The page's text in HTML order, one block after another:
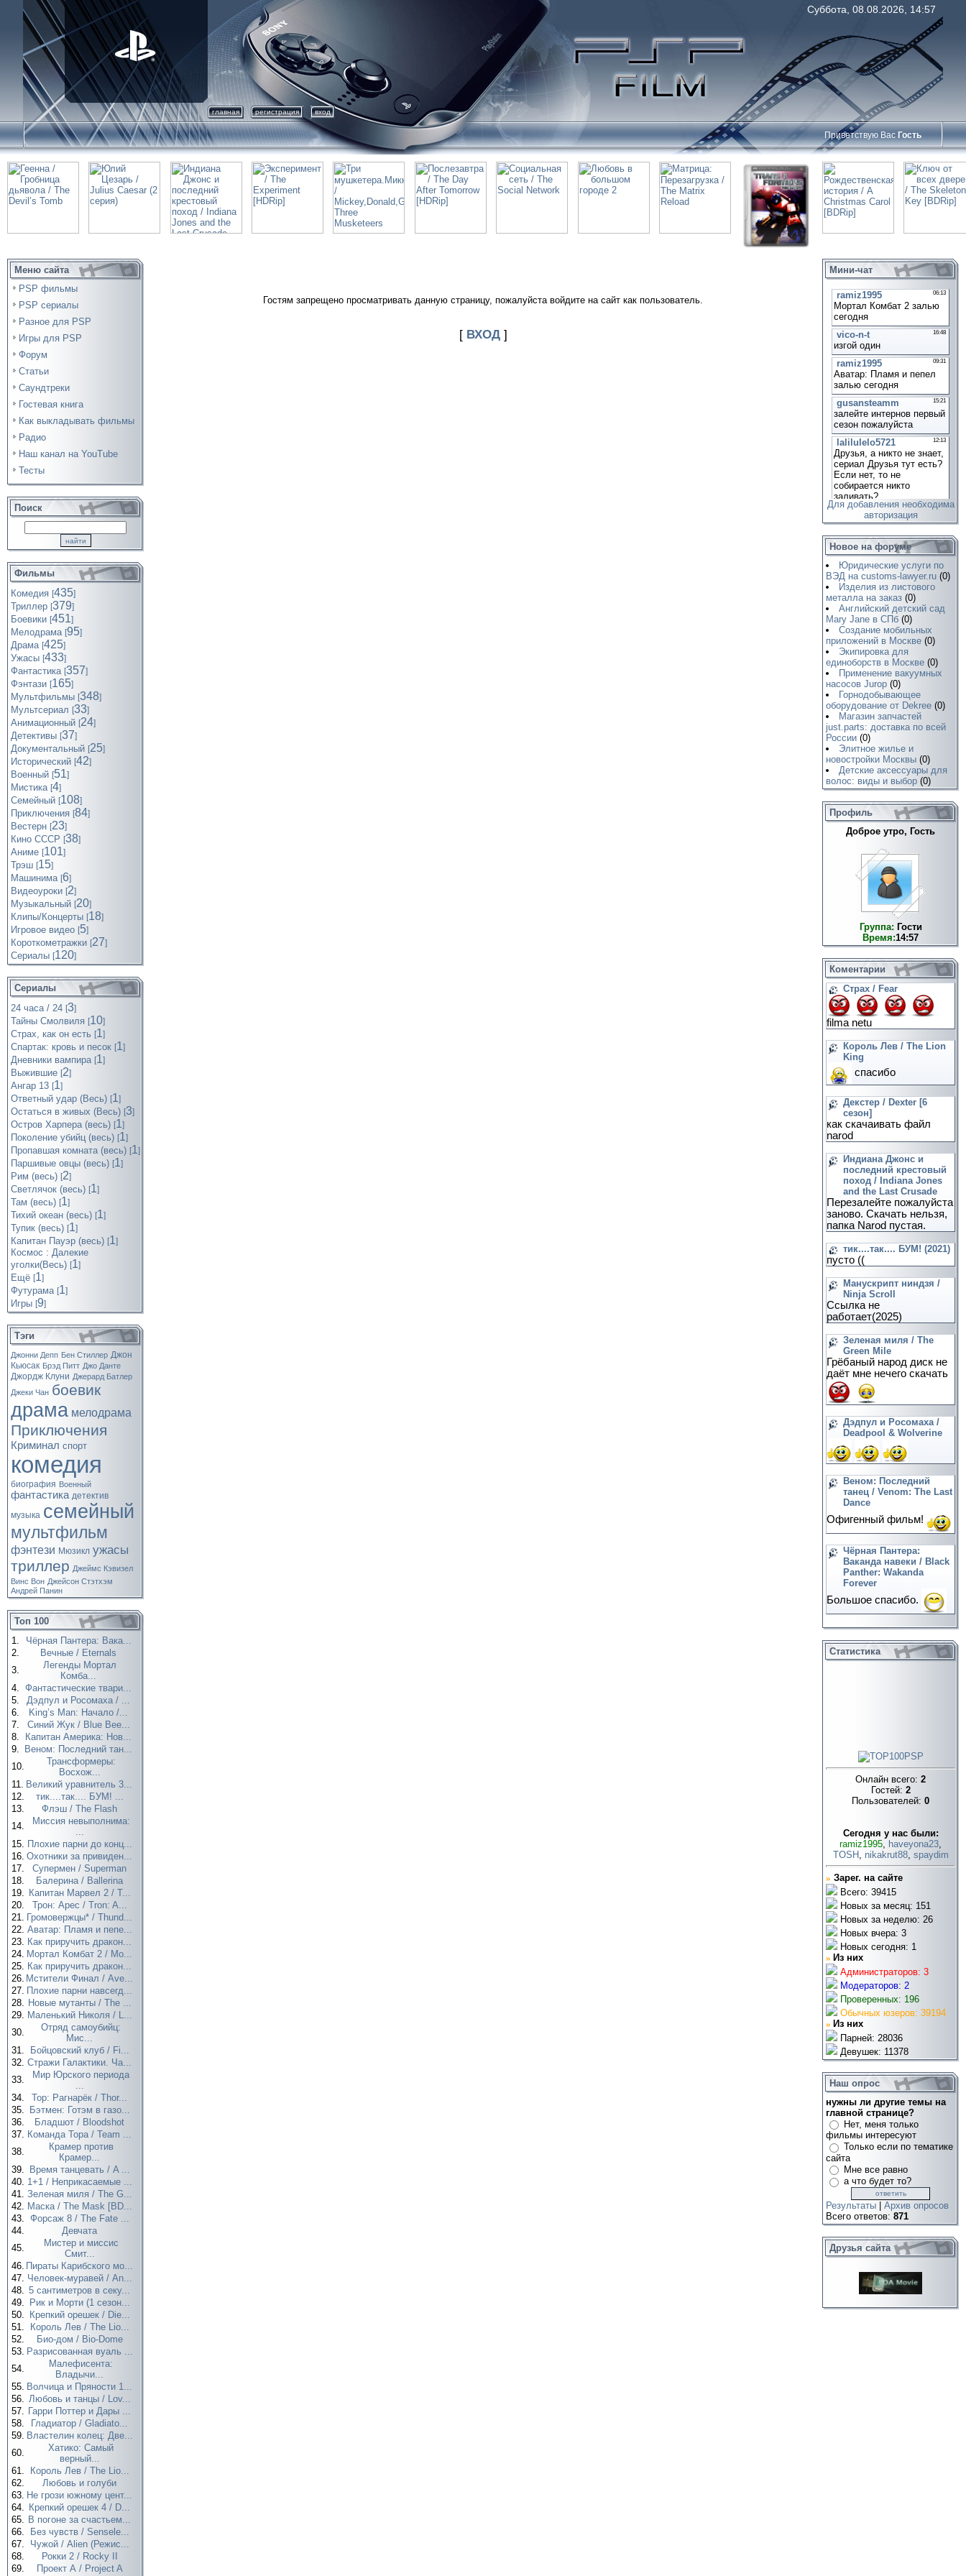
Суббота, 08.08.2026, 14:57
главная регистрация вход
Приветствую Вас Гость
Меню сайта
PSP фильмы
PSP сериалы
Разное для PSP
Игры для PSP
Форум
Статьи
Саундтреки
Гостевая книга
Как выкладывать фильмы
Радио
Наш канал на YouTube
Тесты
Поиск
Фильмы
Комедия [435]
Триллер [379]
Боевики [451]
Мелодрама [95]
Драма [425]
Ужасы [433]
Фантастика [357]
Фэнтази [165]
Мультфильмы [348]
Мультсериал [33]
Анимационный [24]
Детективы [37]
Документальный [25]
Исторический [42]
Военный [51]
Мистика [4]
Семейный [108]
Приключения [84]
Вестерн [23]
Кино СССР [38]
Аниме [101]
Трэш [15]
Машинима [6]
Видеоуроки [2]
Музыкальный [20]
Клипы/Концерты [18]
Игровое видео [5]
Короткометражки [27]
Cериалы [120]
Сериалы
24 часа / 24 [3]
Тайны Смолвиля [10]
Страх, как он есть [1]
Спартак: кровь и песок [1]
Дневники вампира [1]
Выжившие [2]
Ангар 13 [1]
Ответный удар (Весь) [1]
Остаться в живых (Весь) [3]
Остров Харпера (весь) [1]
Поколение убийц (весь) [1]
Пропавшая комната (весь) [1]
Паршивые овцы (весь) [1]
Рим (весь) [2]
Светлячок (весь) [1]
Там (весь) [1]
Тихий океан (весь) [1]
Тупик (весь) [1]
Капитан Пауэр (весь) [1]
Космос : Далекие
уголки(Весь) [1]
Ещё [1]
Футурама [1]
Игры [9]
Тэги
Джонни Депп Бен Стиллер Джон
Кьюсак Брэд Питт Джо Данте
Джордж Клуни Джерард Батлер
Джеки Чан боевик
драма мелодрама
Приключения
Криминал спорт
комедия
биография Военный
фантастика детектив
музыка семейный
мультфильм
фэнтези Мюзикл ужасы
триллер Джеймс Кэвизел
Винс Вон Джейсон Стэтхэм
Андрей Панин
Топ 100
1.
Чёрная Пантера: Вака...
2.
Вечные / Eternals
3.
Легенды Мортал
Комба...
4. Фантастические твари...
5.
Дэдпул и Росомаха / ...
6.
King’s Man: Начало /...
7.
Синий Жук / Blue Bee...
8.
Капитан Америка: Нов...
9.
Веном: Последний тан...
10.
Трансформеры:
Восхож...
11. Великий уравнитель 3...
12.
тик....так.... БУМ! ...
13.
Флэш / The Flash
14.
Миссия невыполнима:
...
15. Плохие парни до конц...
16. Охотники за привиден...
17.
Супермен / Superman
18.
Балерина / Ballerina
19. Капитан Марвел 2 / T...
20.
Трон: Арес / Tron: A...
21. Громовержцы* / Thund...
22. Аватар: Пламя и пепе...
23. Как приручить дракон...
24. Мортал Комбат 2 / Mo...
25. Как приручить дракон...
26. Мстители Финал / Ave...
27. Плохие парни навсегд...
28. Новые мутанты / The ...
29. Маленький Николя / L...
30.
Отряд самоубийц:
Мис...
31.
Бойцовский клуб / Fi...
32. Стражи Галактики. Ча...
33.
Мир Юрского периода
...
34.
Тор: Рагнарёк / Thor...
35.
Бэтмен: Готэм в газо...
36.
Бладшот / Bloodshot
37. Команда Тора / Team ...
38.
Крамер против
Крамер...
39.
Время танцевать / A ...
40. 1+1 / Неприкасаемые ...
41. Зеленая миля / The G...
42. Маска / The Mask [BD...
43. Форсаж 8 / The Fate ...
44.
Девчата
45.
Мистер и миссис
Смит...
46. Пираты Карибского мо...
47. Человек-муравей / An...
48. 5 сантиметров в секу...
49.
Рик и Морти (1 сезон...
50.
Крепкий орешек / Die...
51.
Король Лев / The Lio...
52.
Био-дом / Bio-Dome
53. Разрисованная вуаль ...
54.
Малефисента:
Владычи...
55. Волчица и Пряности 1...
56. Любовь и танцы / Lov...
57. Гарри Поттер и Дары ...
58.
Гладиатор / Gladiato...
59. Властелин колец: Две...
60.
Хатико: Самый
верный...
61.
Король Лев / The Lio...
62.
Любовь и голуби
63. Не грози южному цент...
64. Крепкий орешек 4 / D...
65. В погоне за счастьем...
66.
Без чувств / Sensele...
67.
Чужой / Alien (Режис...
68.
Рокки 2 / Rocky II
69.
Проект А / Project A
Гостям запрещено просматривать данную страницу, пожалуйста войдите на сайт как пользователь.
[ ВХОД]
Мини-чат
Для добавления необходима
авторизация
Новое на форуме
Юридические услуги по
ВЭД на customs-lawyer.ru (0)
Изделия из листового
металла на заказ (0)
Английский детский сад
Mary Jane в СПб (0)
Создание мобильных
приложений в Москве (0)
Экипировка для
единоборств в Москве (0)
Применение вакуумных
насосов Jurop (0)
Горнодобывающее
оборудование от Dekree (0)
Магазин запчастей
just.parts: доставка по всей
России (0)
Элитное жилье и
новостройки Москвы (0)
Детские аксессуары для
волос: виды и выбор (0)
Профиль
Доброе утро, Гость
Группа: Гости
Время:14:57
Коментарии
Страх / Fear
filma netu
Король Лев / The Lion
King
спасибо
Декстер / Dexter [6
сезон]
как скачаивать файл
narod
Индиана Джонс и
последний крестовый
поход / Indiana Jones
and the Last Crusade
Перезалейте пожалуйста
заново. Скачать нельзя,
папка Narod пустая.
тик....так.... БУМ! (2021)
пусто ((
Манускрипт ниндзя /
Ninja Scroll
Ссылка не
работает(2025)
Зеленая миля / The
Green Mile
Грёбаный народ диск не
даёт мне нечего скачать
Дэдпул и Росомаха /
Deadpool & Wolverine
Веном: Последний
танец / Venom: The Last
Dance
Офигенный фильм!
Чёрная Пантера:
Ваканда навеки / Black
Panther: Wakanda
Forever
Большое спасибо.
Статистика
Онлайн всего: 2
Гостей: 2
Пользователей: 0
Cегодня у нас были:
ramiz1995, haveyona23,
TOSH , nikakrut88, spaydim
» Зарег. на сайте
Всего: 39415
Новых за месяц: 151
Новых за неделю: 26
Новых вчера: 3
Новых сегодня: 1
» Из них
Администраторов: 3
Модераторов: 2
Проверенных: 196
Обычных юзеров: 39194
» Из них
Парней: 28036
Девушек: 11378
Наш опрос
нужны ли другие темы на
главной странице?
Нет, меня только
фильмы интересуют
Только если по тематике
сайта
Мне все равно
а что будет то?
Результаты
Архив опросов
Всего ответов: 871
Друзья сайта